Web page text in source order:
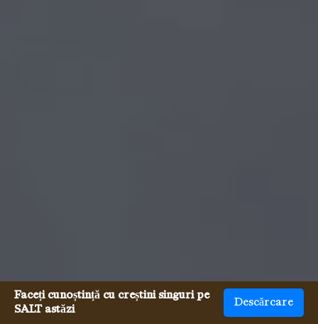
Faceți cunoștință cu creștini singuri pe
SALT astăzi
Descărcare